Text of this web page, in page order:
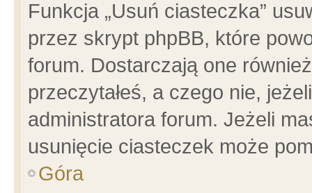
Funkcja „Usuń ciasteczka”
przez skrypt phpBB, które
forum. Dostarczają one
przeczytałeś, a czego nie,
administratora forum. Jeżeli
usunięcie ciasteczek może
Góra